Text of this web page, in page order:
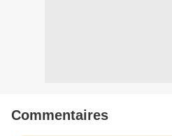
Commentaires